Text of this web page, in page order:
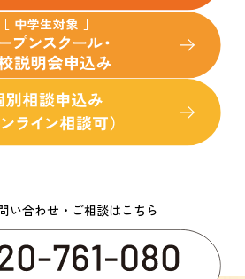
い合わせ・ご相談はこちら